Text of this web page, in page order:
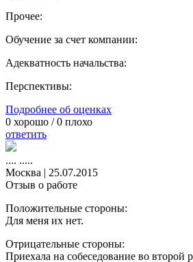
Прочее:
Обучение за счет компании:
Адекватность начальства:
Перспективы:
Подробнее об оценках
0 хорошо /0 плохо
ответить
.... .....
Москва | 25.07.2015
Отзыв о работе
Положительные стороны:
Для меня их нет.
Отрицательные стороны:
Приехала на собеседование во второй